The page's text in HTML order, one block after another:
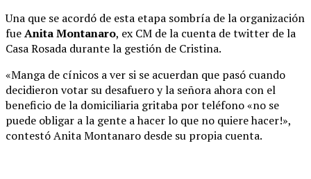
Una que se acordó de esta etapa sombría de la organización
fueAnita Montanaro, ex CM de la cuenta de twitter de la
Casa Rosada durante la gestión de Cristina.
«Manga de cínicos a ver si se acuerdan que pasó cuando
decidieron votar su desafuero y la señora ahora con el
beneficio de la domiciliaria gritaba por teléfono «no se
puede obligar a la gente a hacer lo que no quiere hacer!»,
contestó Anita Montanaro desde su propia cuenta.